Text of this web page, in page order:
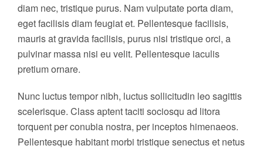
diam nec, tristique purus. Nam vulputate porta diam,
eget facilisis diam feugiat et. Pellentesque facilisis,
mauris at gravida facilisis, purus nisi tristique orci, a
pulvinar massa nisi eu velit. Pellentesque iaculis
pretium ornare.
Nunc luctus tempor nibh, luctus sollicitudin leo sagittis
scelerisque. Class aptent taciti sociosqu ad litora
torquent per conubia nostra, per inceptos himenaeos.
Pellentesque habitant morbi tristique senectus et netus